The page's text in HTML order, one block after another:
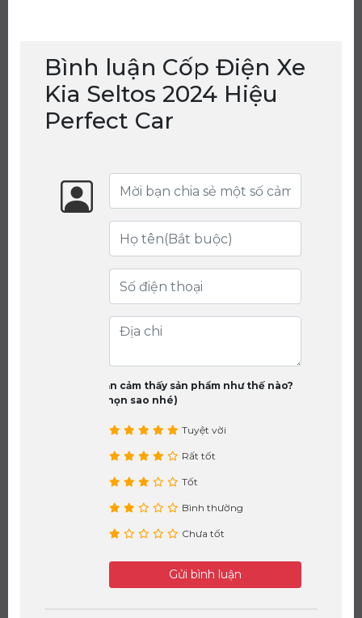
Bình luận Cốp Điện Xe
Kia Seltos 2024 Hiệu
Perfect Car
Bạn cảm thấy sản phẩm như thế nào?
(chọn sao nhé)
Tuyệt vời
Rất tốt
Tốt
Bình thường
Chưa tốt
Gửi bình luận